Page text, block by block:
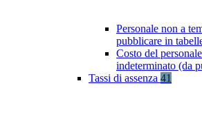
Personale non a
pubblicare in
Costo del
indeterminato (da
Tassi di assenza 41